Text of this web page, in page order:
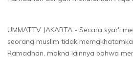
UMMATTV JAKARTA - Secara syar'i
seorang muslim tidak
Ramadhan, makna lainnya bahwa